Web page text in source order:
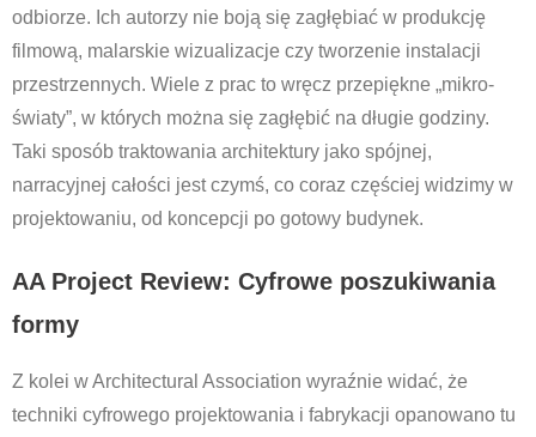
odbiorze. Ich autorzy nie boją się zagłębiać w produkcję
filmową, malarskie wizualizacje czy tworzenie instalacji
przestrzennych. Wiele z prac to wręcz przepiękne „mikro-
światy”, w których można się zagłębić na długie godziny.
Taki sposób traktowania architektury jako spójnej,
narracyjnej całości jest czymś, co coraz częściej widzimy w
projektowaniu, od koncepcji po gotowy budynek.
AA Project Review: Cyfrowe poszukiwania
formy
Z kolei w Architectural Association wyraźnie widać, że
techniki cyfrowego projektowania i fabrykacji opanowano tu